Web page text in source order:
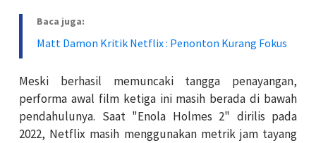
Baca juga:
Matt Damon Kritik Netflix : Penonton Kurang Fokus
Meski berhasil memuncaki tangga penayangan,
performa awal film ketiga ini masih berada di bawah
pendahulunya. Saat "Enola Holmes 2" dirilis pada
2022, Netflix masih menggunakan metrik jam tayang